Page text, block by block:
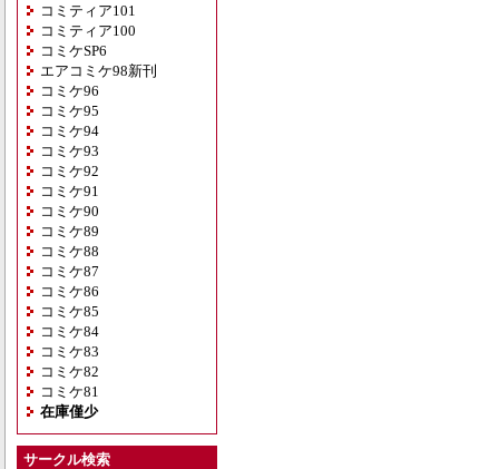
コミティア101
コミティア100
コミケSP6
エアコミケ98新刊
コミケ96
コミケ95
コミケ94
コミケ93
コミケ92
コミケ91
コミケ90
コミケ89
コミケ88
コミケ87
コミケ86
コミケ85
コミケ84
コミケ83
コミケ82
コミケ81
在庫僅少
サークル検索